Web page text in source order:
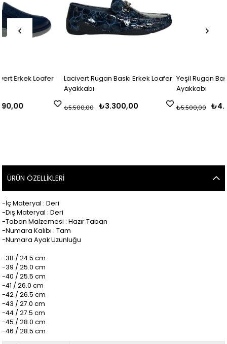
Lacivert Rugan Baskı Erkek Loafer
₺3.300,00
₺5.500,00
Yeşil Rugan Baskı Erkek
₺4.675,00
₺5.500,00
ÜRÜN ÖZELLIKLERI
-İç Materyal : Deri
-Dış Materyal : Deri
-Taban Malzemesi : Hazır Taban
-Numara Kalıbı : Tam
-Numara Ayak Uzunluğu
-38 / 24.5 cm
-39 / 25.0 cm
-40 / 25.5 cm
-41 / 26.0 cm
-42 / 26.5 cm
-43 / 27.0 cm
-44 / 27.5 cm
-45 / 28.0 cm
-46 / 28.5 cm